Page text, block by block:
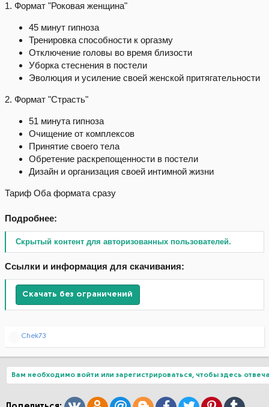
1. Формат "Роковая женщина"
45 минут гипноза
Тренировка способности к оргазму
Отключение головы во время близости
Уборка стеснения в постели
Эволюция и усиление своей женской притягательности
2. Формат "Страсть"
51 минута гипноза
Очищение от комплексов
Принятие своего тела
Обретение раскрепощенности в постели
Дизайн и организация своей интимной жизни
Тариф Оба формата сразу
Подробнее:
Скрытый контент для авторизованных пользователей.
Ссылки и информация для скачивания:
Скачать без ограничений
Р
ц
и
:
Chek73
Вам необходимо войти или зарегистрироваться, чтобы здесь